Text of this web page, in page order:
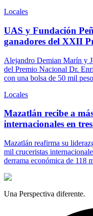
Locales
UAS y Fundación
ganadores del XXII
Alejandro Demian Marín y
del Premio Nacional Dr.
con una bolsa de 50 mil
Locales
Mazatlán recibe a
internacionales en
Mazatlán reafirma su
mil cruceristas
derrama económica de 118
Una Perspectiva diferente.